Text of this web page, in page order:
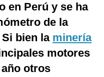
en Perú y se ha
de la
bien la minería
motores
otros